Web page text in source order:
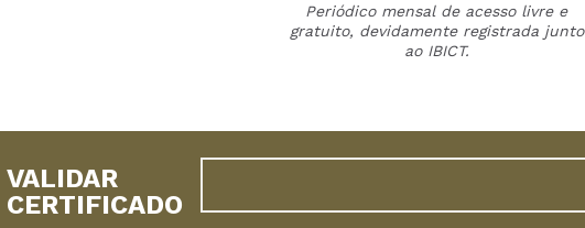
Periódico mensal de acesso livre e
gratuito, devidamente registrada junto
ao IBICT.
VALIDAR
CERTIFICADO